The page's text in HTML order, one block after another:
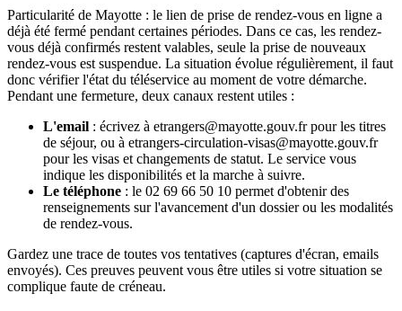
Particularité de Mayotte : le lien de prise de rendez-vous en ligne a
déjà été fermé pendant certaines périodes. Dans ce cas, les rendez-
vous déjà confirmés restent valables, seule la prise de nouveaux
rendez-vous est suspendue. La situation évolue régulièrement, il faut
donc vérifier l'état du téléservice au moment de votre démarche.
Pendant une fermeture, deux canaux restent utiles :
L'email : écrivez à etrangers@mayotte.gouv.fr pour les titres
de séjour, ou à etrangers-circulation-visas@mayotte.gouv.fr
pour les visas et changements de statut. Le service vous
indique les disponibilités et la marche à suivre.
Le téléphone : le 02 69 66 50 10 permet d'obtenir des
renseignements sur l'avancement d'un dossier ou les modalités
de rendez-vous.
Gardez une trace de toutes vos tentatives (captures d'écran, emails
envoyés). Ces preuves peuvent vous être utiles si votre situation se
complique faute de créneau.